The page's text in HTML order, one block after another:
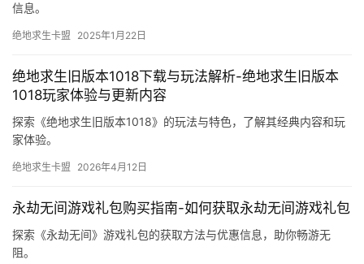
信息。
绝地求生卡盟 2025年1月22日
绝地求生旧版本1018下载与玩法解析-绝地求生旧版本
1018玩家体验与更新内容
探索《绝地求生旧版本1018》的玩法与特色，了解其经典内容和玩
家体验。
绝地求生卡盟 2026年4月12日
永劫无间游戏礼包购买指南-如何获取永劫无间游戏礼包
探索《永劫无间》游戏礼包的获取方法与优惠信息，助你畅游无
阻。